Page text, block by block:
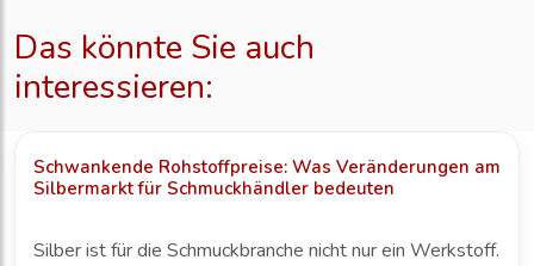
Das könnte Sie auch
interessieren:
Schwankende Rohstoffpreise: Was Veränderungen am
Silbermarkt für Schmuckhändler bedeuten
Silber ist für die Schmuckbranche nicht nur ein Werkstoff.